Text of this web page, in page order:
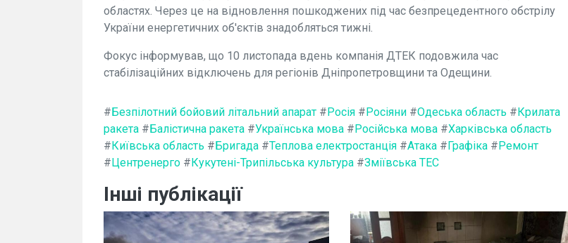
областях. Через це на відновлення пошкоджених під час безпрецедентного обстрілу
України енергетичних об'єктів знадобляться тижні.
Фокус інформував, що 10 листопада вдень компанія ДТЕК подовжила час
стабілізаційних відключень для регіонів Дніпропетровщини та Одещини.
#Безпілотний бойовий літальний апарат #Росія #Росіяни #Одеська область #Крилата
ракета #Балістична ракета #Українська мова #Російська мова #Харківська область
#Київська область #Бригада #Теплова електростанція #Атака #Графіка #Ремонт
#Центренерго #Кукутені-Трипільська культура #Зміївська ТЕС
Інші публікації